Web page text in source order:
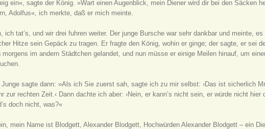
ein«, sagte der König. »Wart einen Augenblick, mein Diener wird dir bei den Säcken
Adolfus«, ich merkte, daß er mich meinte.
ich tat’s, und wir drei fuhren weiter. Der junge Bursche war sehr dankbar und meinte,
Hitze sein Gepäck zu tragen. Er fragte den König, wohin er ginge; der sagte, er sei
morgens im andern Städtchen gelandet, und nun müsse er einige Meilen hinauf, um
Junge sagte dann: »Als ich Sie zuerst sah, sagte ich zu mir selbst: ›Das ist sicherlich
zur rechten Zeit.‹ Dann dachte ich aber: ›Nein, er kann’s nicht sein, er würde nicht hier
doch nicht, was?«
mein Name ist Blodgett, Alexander Blodgett, Hochwürden Alexander Blodgett – ein